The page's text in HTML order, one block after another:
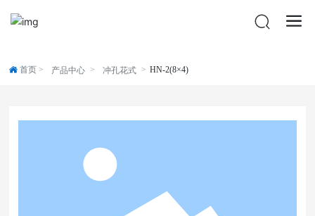
首页 产品中心 冲孔花式 HN-2(8×4)